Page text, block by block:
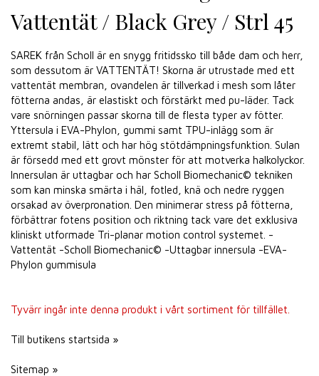
Vattentät / Black Grey / Strl 45
SAREK från Scholl är en snygg fritidssko till både dam och herr,
som dessutom är VATTENTÄT! Skorna är utrustade med ett
vattentät membran, ovandelen är tillverkad i mesh som låter
fötterna andas, är elastiskt och förstärkt med pu-läder. Tack
vare snörningen passar skorna till de flesta typer av fötter.
Yttersula i EVA-Phylon, gummi samt TPU-inlägg som är
extremt stabil, lätt och har hög stötdämpningsfunktion. Sulan
är försedd med ett grovt mönster för att motverka halkolyckor.
Innersulan är uttagbar och har Scholl Biomechanic© tekniken
som kan minska smärta i häl, fotled, knä och nedre ryggen
orsakad av överpronation. Den minimerar stress på fötterna,
förbättrar fotens position och riktning tack vare det exklusiva
kliniskt utformade Tri-planar motion control systemet. -
Vattentät -Scholl Biomechanic© -Uttagbar innersula -EVA-
Phylon gummisula
Tyvärr ingår inte denna produkt i vårt sortiment för tillfället.
Till butikens startsida »
Sitemap »